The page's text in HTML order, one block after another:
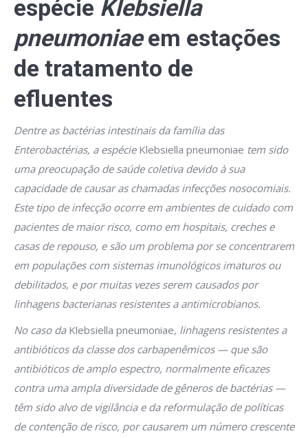
espécie Klebsiella
pneumoniaeem estações
de tratamento de
efluentes
Dentre as bactérias intestinais da família das
Enterobactérias, a espécie Klebsiella pneumoniae tem sido
uma preocupação de saúde coletiva devido à sua
capacidade de causar as chamadas infecções nosocomiais.
Este tipo de infecção ocorre em ambientes de cuidado com
pacientes de maior risco, como em hospitais, creches e
casas de repouso, e são um problema por se concentrarem
em populações com sistemas imunológicos imaturos ou
debilitados, e por muitas vezes serem causados por
linhagens bacterianas resistentes a antimicrobianos.
No caso da Klebsiella pneumoniae, linhagens resistentes a
antibióticos da classe dos carbapenêmicos — que são
antibióticos de amplo espectro, normalmente eficazes
contra uma ampla diversidade de gêneros de bactérias —
têm sido alvo de vigilância e da reformulação de políticas
de contenção de risco, por causarem um número crescente